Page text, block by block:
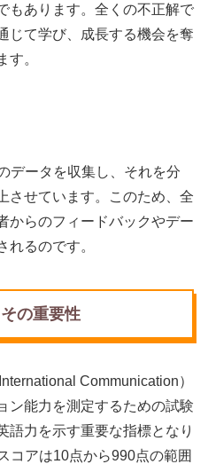
もあります。全くの不正解で
じて学び、成長する機会を奪
す。
データを収集し、それを分
させています。このため、全
からのフィードバックやデー
れるのです。
の重要性
Communication）
ン能力を測定するための試験
語力を示す重要な指標となり
コアは10点から990点の範囲